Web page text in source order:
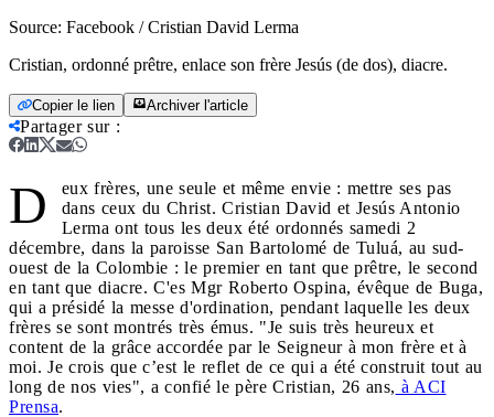
Source: Facebook / Cristian David Lerma
Cristian, ordonné prêtre, enlace son frère Jesús (de dos), diacre.
Copier le lien Archiver l'article
Partager sur:
D
eux frères, une seule et même envie : mettre ses pas
dans ceux du Christ. Cristian David et Jesús Antonio
Lerma ont tous les deux été ordonnés samedi 2
décembre, dans la paroisse San Bartolomé de Tuluá, au sud-
ouest de la Colombie : le premier en tant que prêtre, le second
en tant que diacre. C'es Mgr Roberto Ospina, évêque de Buga,
qui a présidé la messe d'ordination, pendant laquelle les deux
frères se sont montrés très émus. "Je suis très heureux et
content de la grâce accordée par le Seigneur à mon frère et à
moi. Je crois que c’est le reflet de ce qui a été construit tout au
long de nos vies", a confié le père Cristian, 26 ans, à ACI
Prensa.